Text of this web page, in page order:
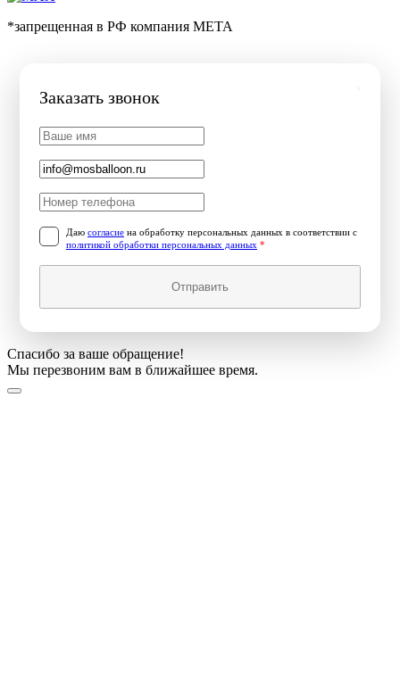
*запрещенная в РФ компания МЕТА
Заказать звонок
Даю согласие на обработку персональных данных в соответствии с
политикой обработки персональных данных *
Отправить
Спасибо за ваше обращение!
Мы перезвоним вам в ближайшее время.